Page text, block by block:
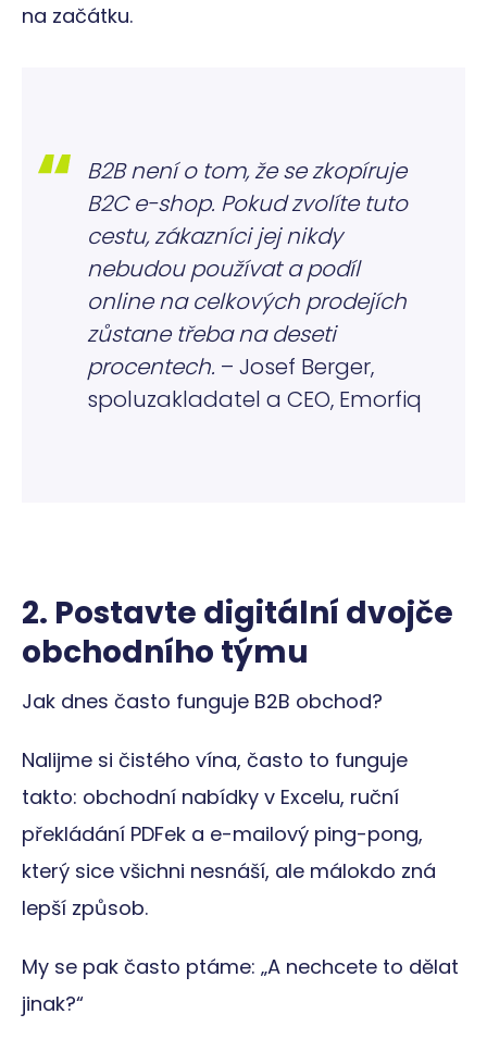
na začátku.
B2B není o tom, že se zkopíruje
B2C e-shop. Pokud zvolíte tuto
cestu, zákazníci jej nikdy
nebudou používat a podíl
online na celkových prodejích
zůstane třeba na deseti
procentech. – Josef Berger,
spoluzakladatel a CEO, Emorfiq
2. Postavte digitální dvojče
obchodního týmu
Jak dnes často funguje B2B obchod?
Nalijme si čistého vína, často to funguje
takto: obchodní nabídky v Excelu, ruční
překládání PDFek a e-mailový ping-pong,
který sice všichni nesnáší, ale málokdo zná
lepší způsob.
My se pak často ptáme: „A nechcete to dělat
jinak?“